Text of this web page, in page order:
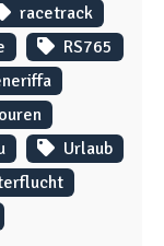
racetrack
RS765
Urlaub